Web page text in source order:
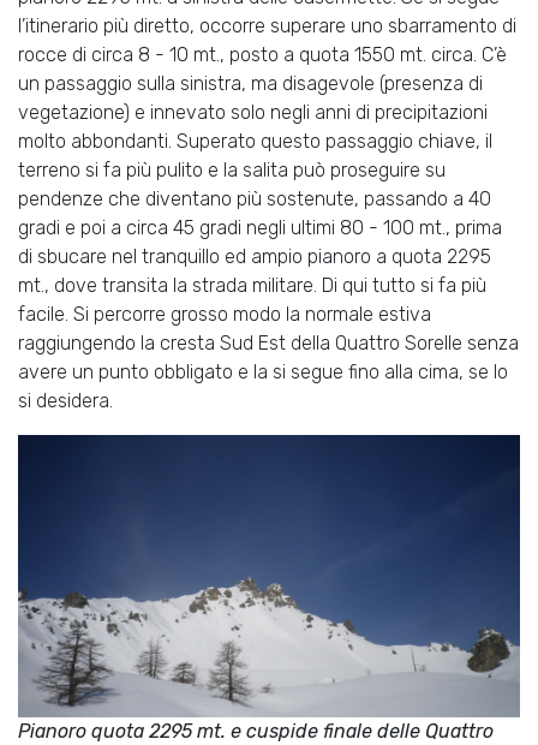
l’itinerario più diretto, occorre superare uno sbarramento di
rocce di circa 8 - 10 mt., posto a quota 1550 mt. circa. C’è
un passaggio sulla sinistra, ma disagevole (presenza di
vegetazione) e innevato solo negli anni di precipitazioni
molto abbondanti. Superato questo passaggio chiave, il
terreno si fa più pulito e la salita può proseguire su
pendenze che diventano più sostenute, passando a 40
gradi e poi a circa 45 gradi negli ultimi 80 - 100 mt., prima
di sbucare nel tranquillo ed ampio pianoro a quota 2295
mt., dove transita la strada militare. Di qui tutto si fa più
facile. Si percorre grosso modo la normale estiva
raggiungendo la cresta Sud Est della Quattro Sorelle senza
avere un punto obbligato e la si segue fino alla cima, se lo
si desidera.
Pianoro quota 2295 mt. e cuspide finale delle Quattro